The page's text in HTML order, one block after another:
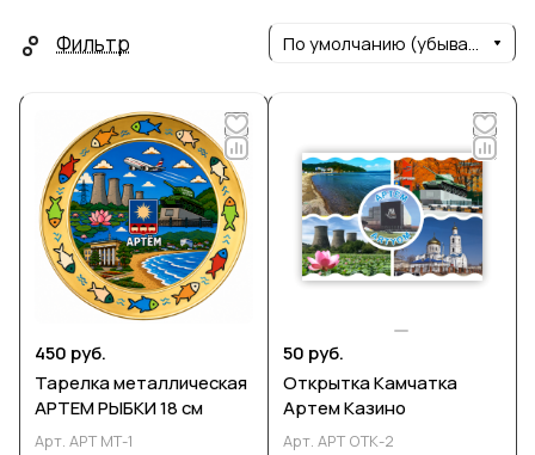
Фильтр По умолчанию (убывание)
450 руб.
Тарелка металлическая
АРТЕМ РЫБКИ 18 см
Арт. АРТ МТ-1
50 руб.
Открытка Камчатка
Артем Казино
Арт. АРТ ОТК-2